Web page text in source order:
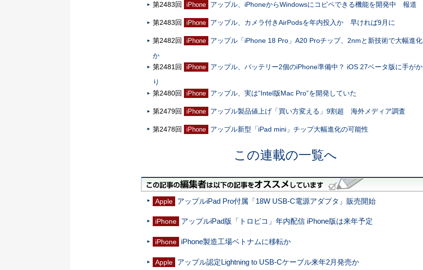
第2483回 iPhone アップル、iPhoneからWindowsにコピペできる機能を開発中 報道
第2483回 iPhone アップル、カメラ付きAirPodsを年内投入か 早ければ9月に
第2482回 iPhone
アップル「iPhone 18 Pro」A20 Proチップ、2nmと新技術で大幅進化
か
第2481回
iPhone
アップル、バッテリー2個のiPhone準備中？ iOS 27ベータ版に手がか
り
第2480回
iPhone アップル、実は“Intel版Mac Pro”を開発していた
第2479回 iPhone アップル製品値上げ「買い方変える」9割超 海外メディア調査
第2478回 iPhone アップル新型「iPad mini」チップ大幅進化の可能性
この連載の一覧へ
Apple アップルiPad Pro付属「18W USB-C電源アダプタ」販売開始
iPhone アップルiPad版「トロピコ」年内配信 iPhone版は来年予定
iPhone iPhone製造工場ベトナムに移転か
Apple アップル認定Lightning to USB-Cケーブル来年2月発売か